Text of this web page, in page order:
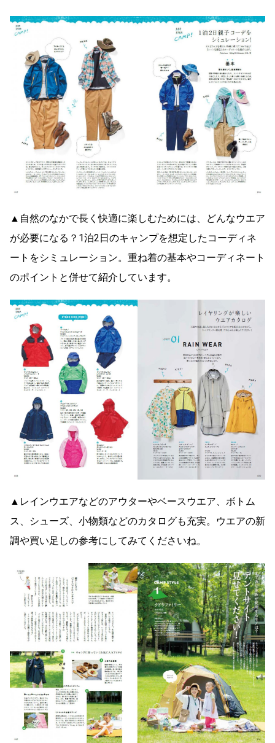
▲自然のなかで長く快適に楽しむためには、どんなウエア
が必要になる？1泊2日のキャンプを想定したコーディネ
ートをシミュレーション。重ね着の基本やコーディネート
のポイントと併せて紹介しています。
▲レインウエアなどのアウターやベースウエア、ボトム
ス、シューズ、小物類などのカタログも充実。ウエアの新
調や買い足しの参考にしてみてくださいね。